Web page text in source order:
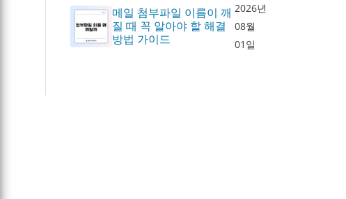
메일 첨부파일 이름이 깨
질 때 꼭 알아야 할 해결
방법 가이드
2026년
08월
01일